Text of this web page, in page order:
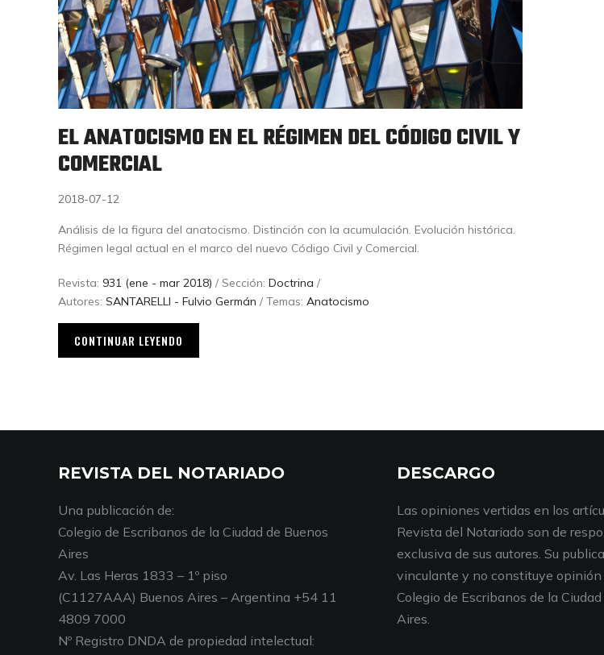
EL ANATOCISMO EN EL RÉGIMEN DEL CÓDIGO CIVIL Y
COMERCIAL
2018-07-12
Análisis de la figura del anatocismo. Distinción con la acumulación. Evolución histórica.
Régimen legal actual en el marco del nuevo Código Civil y Comercial.
Revista: 931 (ene - mar 2018) / Sección: Doctrina /
Autores: SANTARELLI - Fulvio Germán / Temas: Anatocismo
CONTINUAR LEYENDO
REVISTA DEL NOTARIADO
Una publicación de:
Colegio de Escribanos de la Ciudad de Buenos
Aires
Av. Las Heras 1833 – 1º piso
(C1127AAA) Buenos Aires – Argentina +54 11
4809 7000
Nº Registro DNDA de propiedad intelectual:
DESCARGO
Las opiniones vertidas en los
Revista del Notariado son de
exclusiva de sus autores. Su
vinculante y no constituye opinión
Colegio de Escribanos de la
Aires.